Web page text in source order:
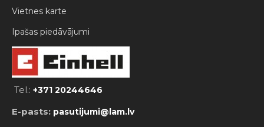
Vietnes karte
Ipašas piedāvājumi
Tel.: +371 20244646
E-pasts: pasutijumi@lam.lv